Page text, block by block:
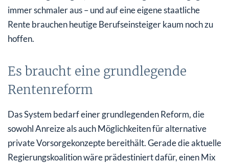
immer schmaler aus – und auf eine eigene staatliche
Rente brauchen heutige Berufseinsteiger kaum noch zu
hoffen.
Es braucht eine grundlegende
Rentenreform
Das System bedarf einer grundlegenden Reform, die
sowohl Anreize als auch Möglichkeiten für alternative
private Vorsorgekonzepte bereithält. Gerade die aktuelle
Regierungskoalition wäre prädestiniert dafür, einen Mix